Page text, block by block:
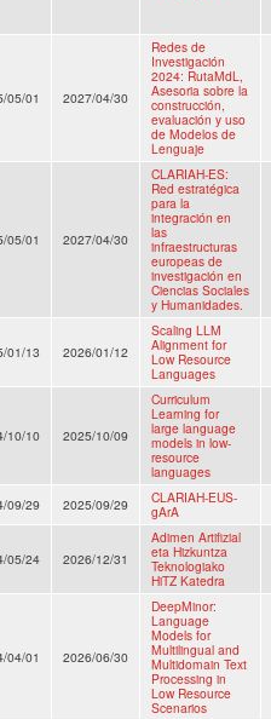
05/01 2027/04/30
Redes de
Investigación
2024: RutaMdL,
Asesoria sobre la
construcción,
evaluación y uso
de Modelos de
Lenguaje
05/01 2027/04/30
CLARIAH-ES:
Red estratégica
para la
integración en
las
infraestructuras
europeas de
investigación en
Ciencias Sociales
y Humanidades.
01/13 2026/01/12
Scaling LLM
Alignment for
Low Resource
Languages
10/10 2025/10/09
Curriculum
Learning for
large language
models in low-
resource
languages
09/29 2025/09/29
CLARIAH-EUS-
gArA
05/24 2026/12/31
Adimen Artifizial
eta Hizkuntza
Teknologiako
HiTZ Katedra
04/01 2026/06/30
DeepMinor:
Language
Models for
Multilingual and
Multidomain Text
Processing in
Low Resource
Scenarios